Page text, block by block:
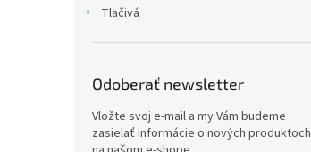
Tlačivá
Odoberať newsletter
Vložte svoj e-mail a my Vám budeme
zasielať informácie o nových produktoch